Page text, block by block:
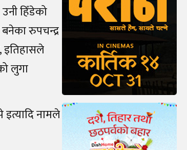
हिँडेको
रुपचन्द्र
इतिहासले
लुगा
नामले